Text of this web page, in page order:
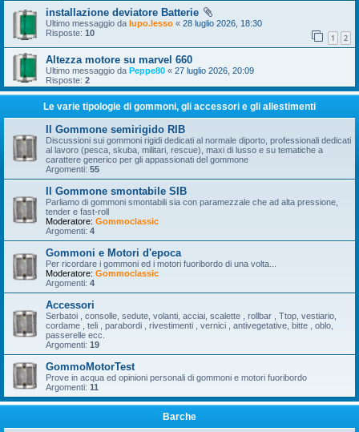
installazione deviatore Batterie
Ultimo messaggio da lupo.lesso « 28 luglio 2026, 18:30
Risposte: 10 1 2
Altezza motore su marvel 660
Ultimo messaggio da Peppe80 « 27 luglio 2026, 20:09
Risposte: 2
Le varie tipologie di gommoni, gli accessori e gli allestimenti
Il Gommone semirigido RIB
Discussioni sui gommoni rigidi dedicati al normale diporto, professionali dedicati
al lavoro (pesca, skuba, militari, rescue), maxi di lusso e su tematiche a
carattere generico per gli appassionati del gommone
Argomenti: 55
Il Gommone smontabile SIB
Parliamo di gommoni smontabili sia con paramezzale che ad alta pressione,
tender e fast-roll
Moderatore: Gommoclassic
Argomenti: 4
Gommoni e Motori d'epoca
Per ricordare i gommoni ed i motori fuoribordo di una volta...
Moderatore: Gommoclassic
Argomenti: 4
Accessori
Serbatoi , consolle, sedute, volanti, acciai, scalette , rollbar , Ttop, vestiario,
cordame , teli , parabordi , rivestimenti , vernici , antivegetative, bitte , oblo,
passerelle ecc.
Argomenti: 19
GommoMotorTest
Prove in acqua ed opinioni personali di gommoni e motori fuoribordo
Argomenti: 11
Barche